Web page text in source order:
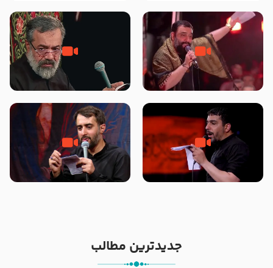
جانا جانا ابی عبدالله – کربلایی جواد
مقدم – شب هشتم محرم 1448 –
مادر منم مثل تو خمیدم – حاج
محمود کریمی – شهادت حضرت
هیئت رایة العباس علیه السلام
تک ، عبّاس، صاحب دل‌هاست –
حاج حنیف طاهری – عزاداری شب
من غلام نوکراتم من عاشق کربلاتم
– شور زمینه – شب هفتم – محرم
جدیدترین مطالب